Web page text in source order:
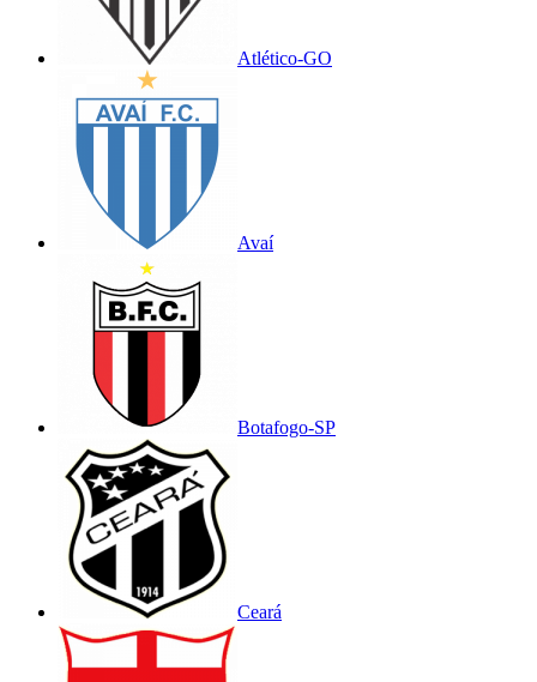
Atlético-GO
Avaí
Botafogo-SP
Ceará